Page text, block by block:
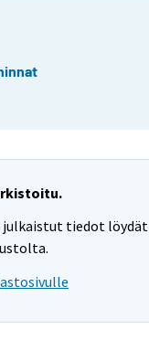
julkaistut tiedot löydät